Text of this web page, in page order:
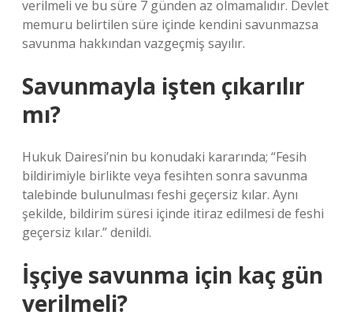
verilmeli ve bu süre 7 günden az olmamalıdır. Devlet
memuru belirtilen süre içinde kendini savunmazsa
savunma hakkından vazgeçmiş sayılır.
Savunmayla işten çıkarılır
mı?
Hukuk Dairesi’nin bu konudaki kararında; “Fesih
bildirimiyle birlikte veya fesihten sonra savunma
talebinde bulunulması feshi geçersiz kılar. Aynı
şekilde, bildirim süresi içinde itiraz edilmesi de feshi
geçersiz kılar.” denildi.
İşçiye savunma için kaç gün
verilmeli?